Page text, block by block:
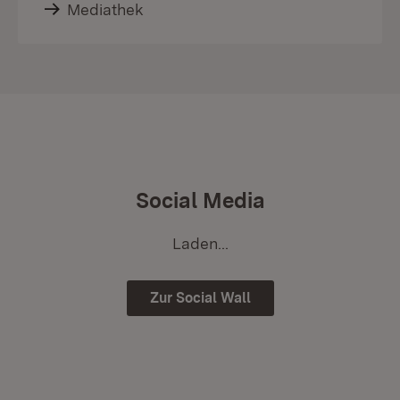
Mediathek
Social Media
Laden...
Zur Social Wall